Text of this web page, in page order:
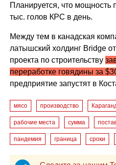
Планируется, что мощность
тыс. голов КРС в день.
Между тем в канадская
латышский холдинг Bridge
проекта по строительству
переработке говядины за
предприятие запустят в
мясо производство
рабочие места сумма
пандемия граница сроки